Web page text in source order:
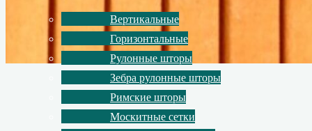
Вертикальные
Горизонтальные
Рулонные шторы
Зебра рулонные шторы
Римские шторы
Москитные сетки